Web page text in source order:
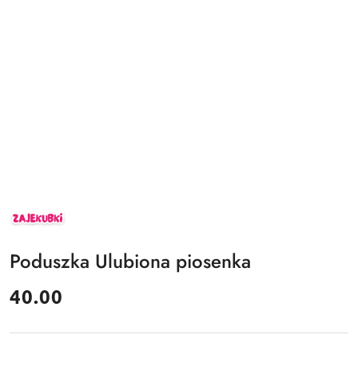
ZAJEKUBKI
Poduszka Ulubiona piosenka
cena:
40.00